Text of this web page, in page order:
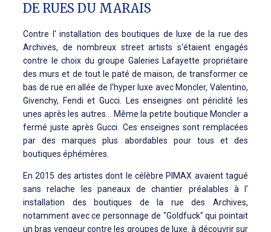
DE RUES DU MARAIS
Contre l' installation des boutiques de luxe de la rue des
Archives, de nombreux street artists s'étaient engagés
contre le choix du groupe Galeries Lafayette propriétaire
des murs et de tout le paté de maison, de transformer ce
bas de rue en allée de l'hyper luxe avec Moncler, Valentino,
Givenchy, Fendi et Gucci. Les enseignes ont périclité les
unes après les autres... Même la petite boutique Moncler a
fermé juste après Gucci. Ces enseignes sont remplacées
par des marques plus abordables pour tous et des
boutiques éphémères.
En 2015 des artistes dont le célèbre PIMAX avaient tagué
sans relache les paneaux de chantier préalables à l'
installation des boutiques de la rue des Archives,
notamment avec ce personnage de "Goldfuck" qui pointait
un bras vengeur contre les groupes de luxe. à découvrir sur